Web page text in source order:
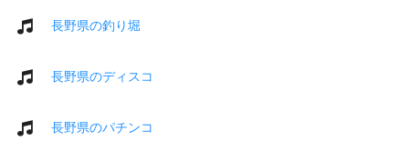
長野県の釣り堀
長野県のディスコ
長野県のパチンコ